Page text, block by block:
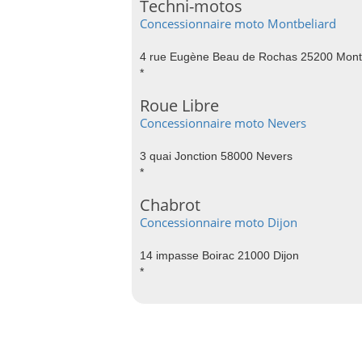
Techni-motos
Concessionnaire moto Montbeliard
4 rue Eugène Beau de Rochas 25200
*
Roue Libre
Concessionnaire moto Nevers
3 quai Jonction 58000 Nevers
*
Chabrot
Concessionnaire moto Dijon
14 impasse Boirac 21000 Dijon
*